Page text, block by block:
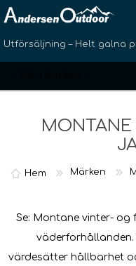
Utförsäljning – Helt galna
SKAPA KONTO
MONTANE
Hem Märken
Se: Montane vinter- og
väderforhållanden.
värdesätter hållbarhet